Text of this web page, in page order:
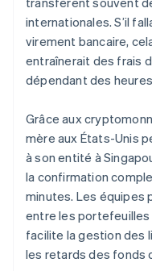
internationales. S’il
virement bancaire,
entraînerait des frais
dépendant des
Grâce aux
mère aux États-Unis
à son entité à
la confirmation
minutes. Les équipes
entre les
facilite la gestion des
les retards des fonds